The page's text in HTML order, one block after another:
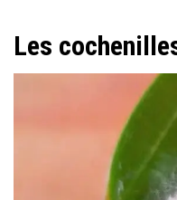
Les